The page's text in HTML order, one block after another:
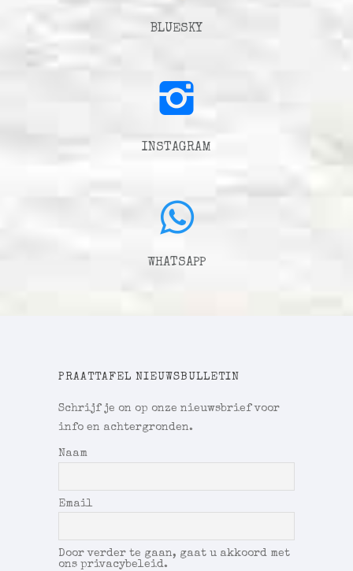
BLUESKY
INSTAGRAM
WHATSAPP
PRAATTAFEL NIEUWSBULLETIN
Schrijf je on op onze nieuwsbrief voor
info en achtergronden.
Naam
Email
Door verder te gaan, gaat u akkoord met
ons privacybeleid.